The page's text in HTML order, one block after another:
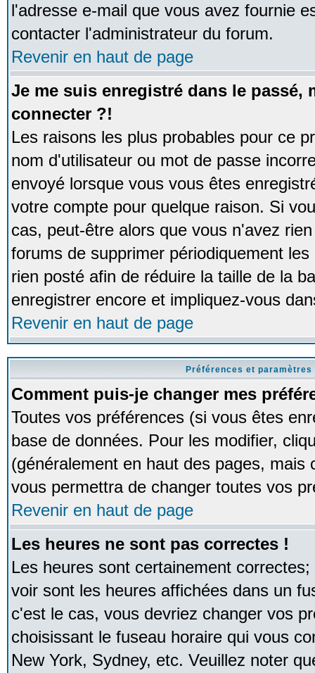
l'adresse e-mail que vous avez fournie
contacter l'administrateur du forum.
Revenir en haut de page
Je me suis enregistré dans le passé,
connecter ?!
Les raisons les plus probables pour ce
nom d'utilisateur ou mot de passe
envoyé lorsque vous vous êtes
votre compte pour quelque raison. Si
cas, peut-être alors que vous n'avez
forums de supprimer périodiquement
rien posté afin de réduire la taille de la
enregistrer encore et impliquez-vous
Revenir en haut de page
Préférences et
Comment puis-je changer mes
Toutes vos préférences (si vous êtes
base de données. Pour les modifier,
(généralement en haut des pages,
vous permettra de changer toutes vos
Revenir en haut de page
Les heures ne sont pas correctes !
Les heures sont certainement
voir sont les heures affichées dans un
c'est le cas, vous devriez changer vos
choisissant le fuseau horaire qui vous
New York, Sydney, etc. Veuillez noter